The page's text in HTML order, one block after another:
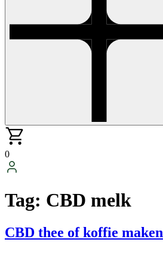
0
Tag: CBD melk
CBD thee of koffie maken